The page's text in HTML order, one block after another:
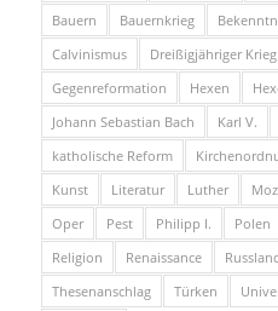
Bauern
Bauernkrieg
Calvinismus
Dreißigjähriger Krieg
Gegenreformation
Hexen
Johann Sebastian Bach
Karl V.
katholische Reform
Kunst
Literatur Luther
Oper
Pest Philipp I. Polen
Religion
Renaissance
Thesenanschlag
Türken